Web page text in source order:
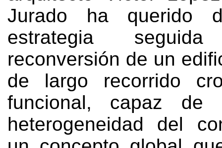
Jurado ha querido
estrategia
reconversión de un
de largo recorrido
funcional, capaz de
heterogeneidad del